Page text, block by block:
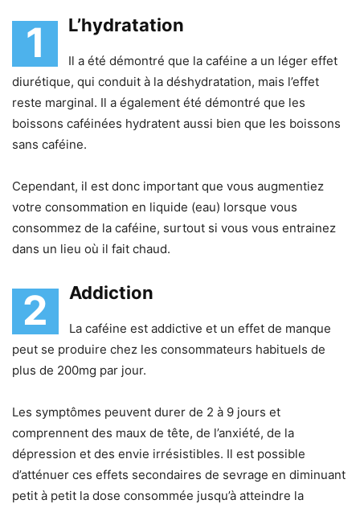
1 L’hydratation
Il a été démontré que la caféine a un léger effet
diurétique, qui conduit à la déshydratation, mais l’effet
reste marginal. Il a également été démontré que les
boissons caféinées hydratent aussi bien que les boissons
sans caféine.
Cependant, il est donc important que vous augmentiez
votre consommation en liquide (eau) lorsque vous
consommez de la caféine, surtout si vous vous entrainez
dans un lieu où il fait chaud.
2 Addiction
La caféine est addictive et un effet de manque
peut se produire chez les consommateurs habituels de
plus de 200mg par jour.
Les symptômes peuvent durer de 2 à 9 jours et
comprennent des maux de tête, de l’anxiété, de la
dépression et des envie irrésistibles. Il est possible
d’atténuer ces effets secondaires de sevrage en diminuant
petit à petit la dose consommée jusqu’à atteindre la